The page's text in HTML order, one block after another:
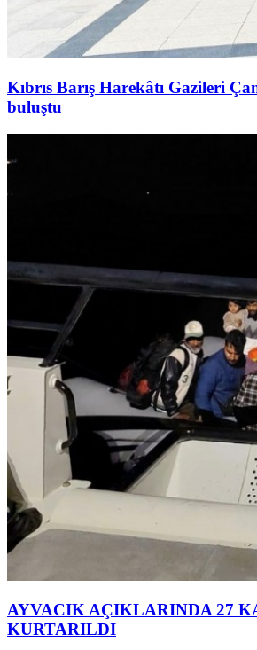
Kıbrıs Barış Harekâtı Gazileri
buluştu
AYVACIK AÇIKLARINDA 27
KURTARILDI